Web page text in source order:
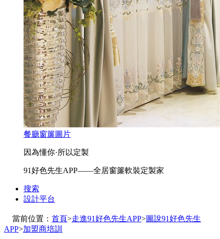
餐廳窗簾圖片
因為懂你·所以定製
91好色先生APP——全居窗簾軟裝定製家
搜索
設計平台
當前位置： 首頁>走進91好色先生APP>圖說91好色先生
APP>加盟商培訓